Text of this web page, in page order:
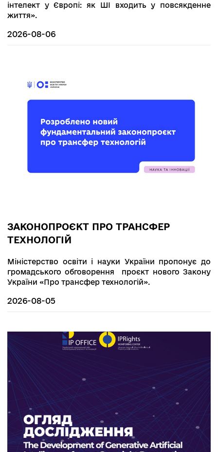
інтелект у Європі: як ШІ входить у повсякденне
життя».
2026-08-06
ЗАКОНОПРОЄКТ ПРО ТРАНСФЕР
ТЕХНОЛОГІЙ
Міністерство освіти і науки України пропонує до
громадського обговорення проєкт нового Закону
України «Про трансфер технологій».
2026-08-05